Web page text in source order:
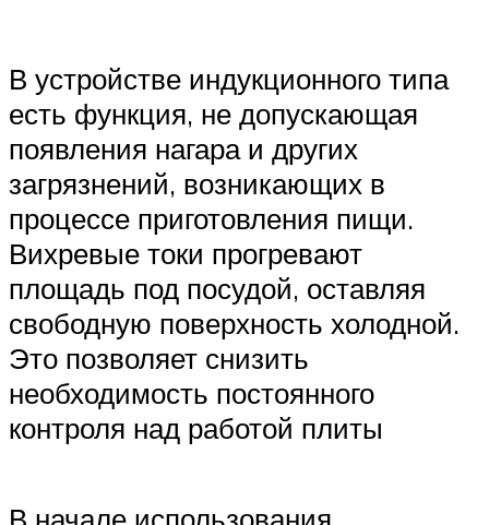
В устройстве индукционного типа
есть функция, не допускающая
появления нагара и других
загрязнений, возникающих в
процессе приготовления пищи.
Вихревые токи прогревают
площадь под посудой, оставляя
свободную поверхность холодной.
Это позволяет снизить
необходимость постоянного
контроля над работой плиты